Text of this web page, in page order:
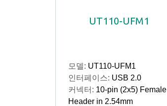
UT110-UFM1
모델: UT110-UFM1
인터페이스: USB 2.0
커넥터: 10-pin (2x5) Female
Header in 2.54mm